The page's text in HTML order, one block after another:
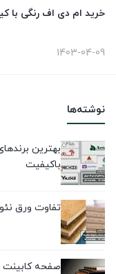
نوشته‌ها
باکیفیت
تفاوت ورق
صفحه کابینت
خرید ام دی اف رنگی با
1403-04-09